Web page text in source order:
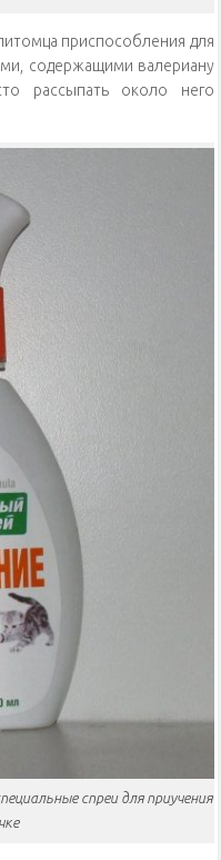
приспособления для
содержащими валериану
рассыпать около него
спреи для приучения